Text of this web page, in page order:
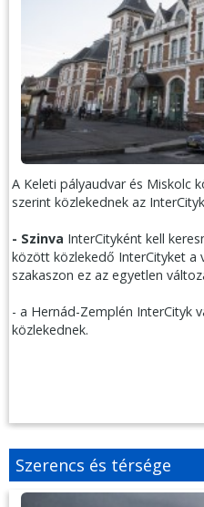
A Keleti pályaudvar és Miskolc
szerint közlekednek az InterCityk
- Szinva InterCityként kell
között közlekedő InterCityket a
szakaszon ez az egyetlen
- a Hernád-Zemplén InterCityk
közlekednek.
Szerencs és térsége